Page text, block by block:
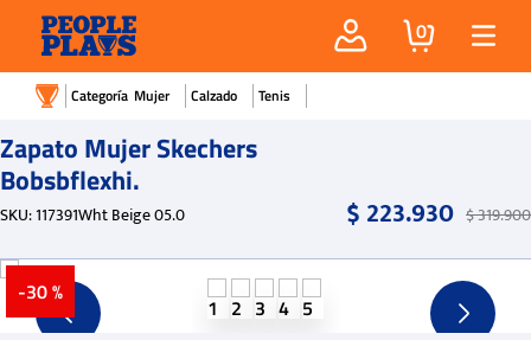
0
Mujer Calzado Tenis
Zapato Mujer Skechers
Bobsbflexhi.
SKU:117391Wht Beige 05.0 $223.930 $319.900
-30 %